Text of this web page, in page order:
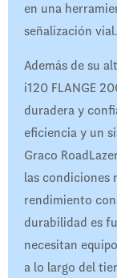
en una
señalización vial.
Además de su
i120 FLANGE
duradera y
eficiencia y un
Graco
las condiciones
rendimiento
durabilidad es
necesitan
a lo largo del